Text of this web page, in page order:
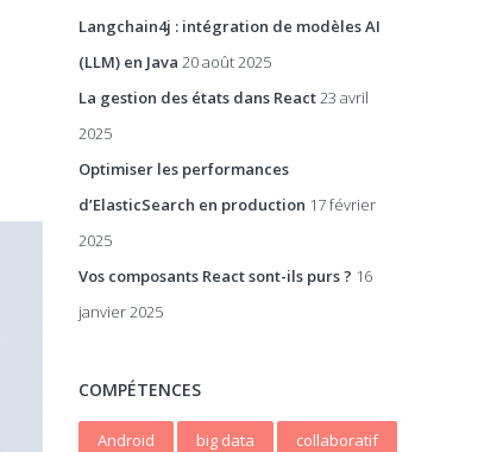
Langchain4j : intégration de modèles AI
(LLM) en Java 20 août 2025
La gestion des états dans React23 avril
2025
Optimiser les performances
d’ElasticSearch en production 17 février
2025
Vos composants React sont-ils purs ? 16
janvier 2025
COMPÉTENCES
Android big data
collaboratif